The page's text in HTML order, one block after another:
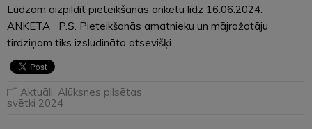
Lūdzam aizpildīt pieteikšanās anketu līdz 16.06.2024.
ANKETA P.S. Pieteikšanās amatnieku un mājražotāju
tirdziņam tiks izsludināta atsevišķi.
Aktuāli Alūksnes pilsētas
svētki 2024